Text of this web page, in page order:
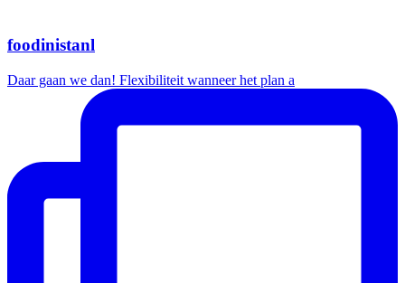
foodinistanl
Daar gaan we dan! Flexibiliteit wanneer het plan a